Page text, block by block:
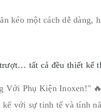
kéo một cách dễ dàng,
tất cả đều thiết kế
với sự tinh tế và tính